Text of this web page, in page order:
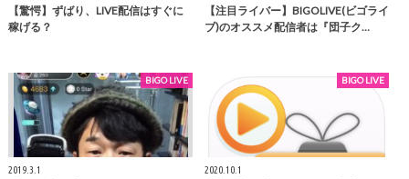
【驚愕】ずばり、LIVE配信はすぐに
稼げる？
【注目ライバー】BIGOLIVE(ビゴライ
ブ)のオススメ配信者は『団子ク…
BIGO LIVE
2019.3.1
BIGO LIVE
2020.10.1